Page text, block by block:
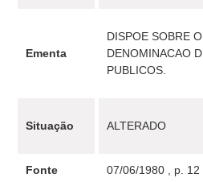
Ementa
DISPOE SOBRE
DENOMINACAO
PUBLICOS.
Situação ALTERADO
Fonte 07/06/1980 , p. 12